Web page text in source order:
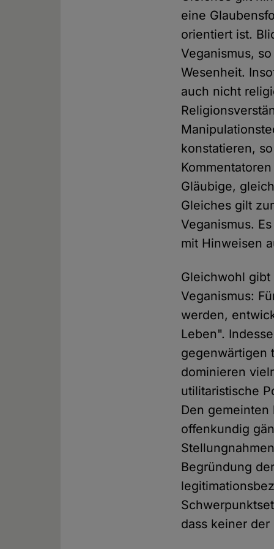
eine
orientiert ist.
Veganismus,
Wesenheit.
auch nicht
konstatieren,
Gläubige,
Gleiches gilt
Veganismus.
mit Hinweisen
Gleichwohl
Veganismus:
werden,
Leben".
gegenwärtigen
dominieren
utilitaristische
Den
offenkundig
Begründung
dass keiner